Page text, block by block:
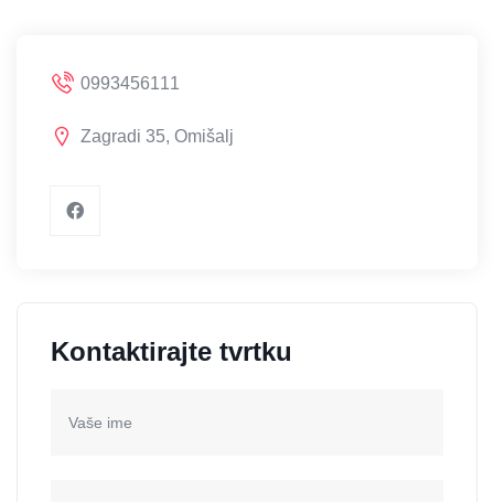
0993456111
Zagradi 35, Omišalj
Kontaktirajte tvrtku